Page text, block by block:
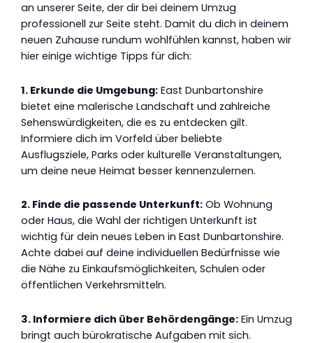
an unserer Seite, der dir bei deinem Umzug
professionell zur Seite steht. Damit du dich in deinem
neuen Zuhause rundum wohlfühlen kannst, haben wir
hier einige wichtige Tipps für dich:
1. Erkunde die Umgebung: East Dunbartonshire
bietet eine malerische Landschaft und zahlreiche
Sehenswürdigkeiten, die es zu entdecken gilt.
Informiere dich im Vorfeld über beliebte
Ausflugsziele, Parks oder kulturelle Veranstaltungen,
um deine neue Heimat besser kennenzulernen.
2. Finde die passende Unterkunft: Ob Wohnung
oder Haus, die Wahl der richtigen Unterkunft ist
wichtig für dein neues Leben in East Dunbartonshire.
Achte dabei auf deine individuellen Bedürfnisse wie
die Nähe zu Einkaufsmöglichkeiten, Schulen oder
öffentlichen Verkehrsmitteln.
3. Informiere dich über Behördengänge: Ein Umzug
bringt auch bürokratische Aufgaben mit sich.